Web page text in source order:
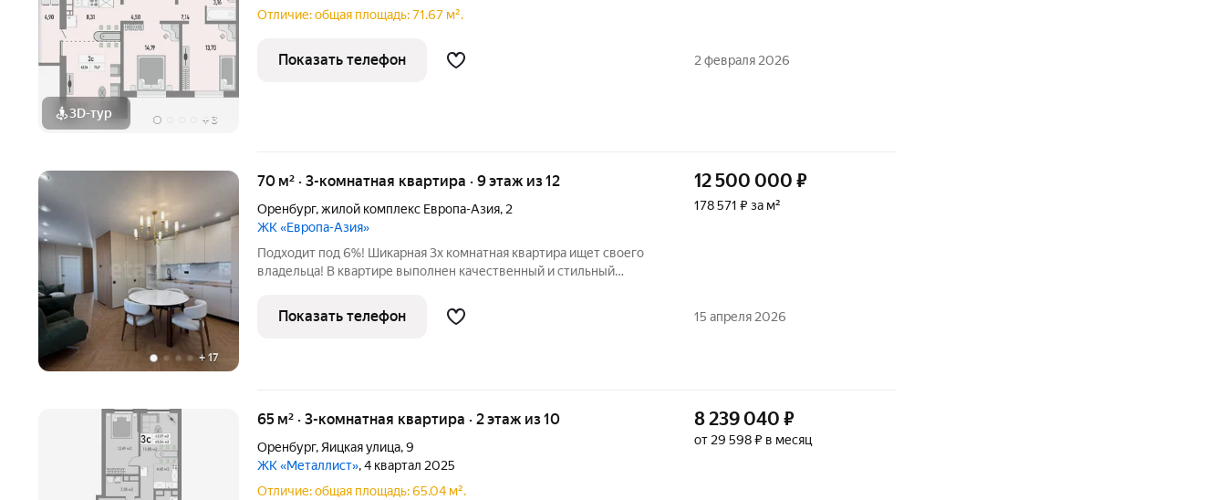
3D-тур + 3
Отличие: общая площадь: 71.67 м².
Показать телефон 2 февраля 2026
+17
70 м² · 3-комнатная квартира · 9 этаж из 12
Оренбург,жилой комплекс Европа-Азия, 2
ЖК «Европа-Азия»
Подходит под 6%! Шикарная 3х комнатная квартира ищет своего
владельца! В квартире выполнен качественный и стильный
Заезжай и живи в полном комфорт комфорте и безопасности.
Планировка:
12 500 000 ₽
178 571 ₽ за м²
Показать телефон 15 апреля 2026
65 м² · 3-комнатная квартира · 2 этаж из 10
Оренбург, Яицкая улица,9
ЖК «Металлист», 4 квартал 2025
8 239 040 ₽
от 29 598 ₽ в месяц
Отличие: общая площадь: 65.04 м².